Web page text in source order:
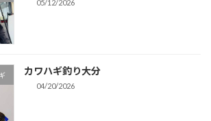
05/12/2026
カワハギ釣り大分
04/20/2026